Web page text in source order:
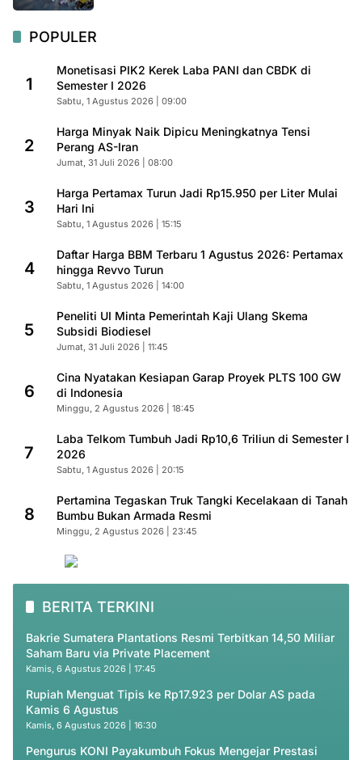
POPULER
1
Monetisasi PIK2 Kerek Laba PANI dan CBDK di
Semester I 2026
Sabtu, 1 Agustus 2026 | 09:00
2
Harga Minyak Naik Dipicu Meningkatnya Tensi
Perang AS-Iran
Jumat, 31 Juli 2026 | 08:00
3
Harga Pertamax Turun Jadi Rp15.950 per Liter Mulai
Hari Ini
Sabtu, 1 Agustus 2026 | 15:15
4
Daftar Harga BBM Terbaru 1 Agustus 2026: Pertamax
hingga Revvo Turun
Sabtu, 1 Agustus 2026 | 14:00
5
Peneliti UI Minta Pemerintah Kaji Ulang Skema
Subsidi Biodiesel
Jumat, 31 Juli 2026 | 11:45
6
Cina Nyatakan Kesiapan Garap Proyek PLTS 100 GW
di Indonesia
Minggu, 2 Agustus 2026 | 18:45
7
Laba Telkom Tumbuh Jadi Rp10,6 Triliun di Semester I
2026
Sabtu, 1 Agustus 2026 | 20:15
8
Pertamina Tegaskan Truk Tangki Kecelakaan di Tanah
Bumbu Bukan Armada Resmi
Minggu, 2 Agustus 2026 | 23:45
BERITA TERKINI
Bakrie Sumatera Plantations Resmi Terbitkan 14,50 Miliar
Saham Baru via Private Placement
Kamis, 6 Agustus 2026 | 17:45
Rupiah Menguat Tipis ke Rp17.923 per Dolar AS pada
Kamis 6 Agustus
Kamis, 6 Agustus 2026 | 16:30
Pengurus KONI Payakumbuh Fokus Mengejar Prestasi